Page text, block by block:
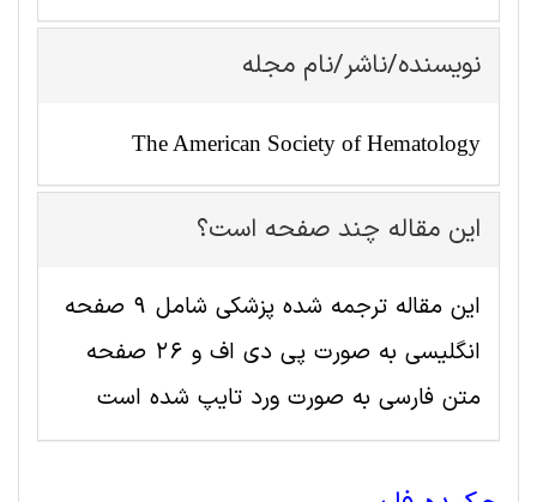
نویسنده/ناشر/نام مجله
The American Society of Hematology
این مقاله چند صفحه است؟
این مقاله ترجمه شده پزشکی شامل 9 صفحه
انگلیسی به صورت پی دی اف و 26 صفحه
متن فارسی به صورت ورد تایپ شده است